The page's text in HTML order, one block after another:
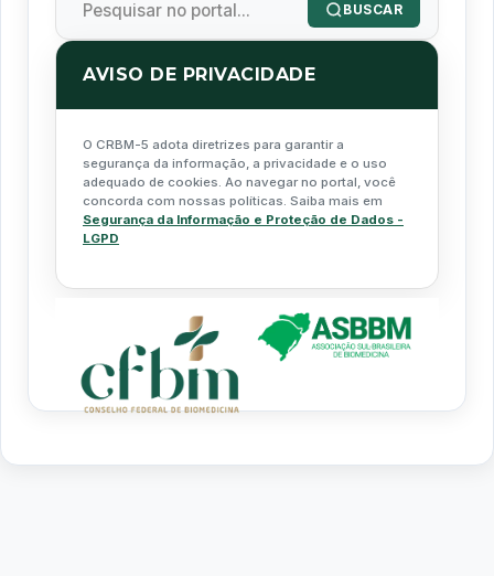
BUSCAR
AVISO DE PRIVACIDADE
O CRBM-5 adota diretrizes para garantir a
segurança da informação, a privacidade e o uso
adequado de cookies. Ao navegar no portal, você
concorda com nossas políticas. Saiba mais em
Segurança da Informação e Proteção de Dados -
LGPD